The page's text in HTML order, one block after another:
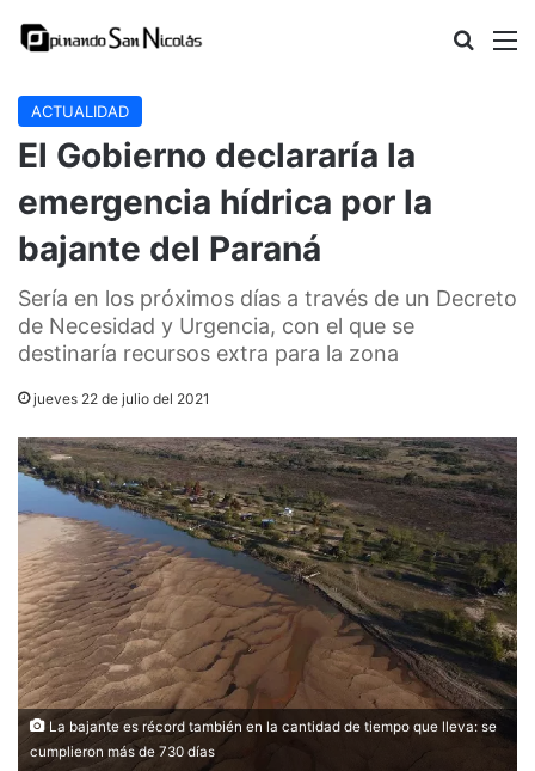
Buscar
ACTUALIDAD
El Gobierno declararía la
emergencia hídrica por la
bajante del Paraná
Sería en los próximos días a través de un Decreto
de Necesidad y Urgencia, con el que se
destinaría recursos extra para la zona
jueves 22 de julio del 2021
La bajante es récord también en la cantidad de tiempo que lleva: se
cumplieron más de 730 días